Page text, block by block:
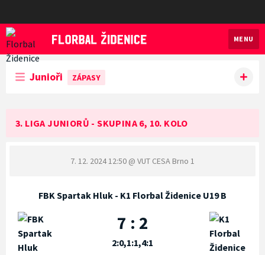
Florbal Židenice
MENU
Junioři ZÁPASY
3. LIGA JUNIORŮ - SKUPINA 6, 10. KOLO
7. 12. 2024 12:50 @ VUT CESA Brno 1
FBK Spartak Hluk - K1 Florbal Židenice U19 B
7 : 2
2:0,1:1,4:1